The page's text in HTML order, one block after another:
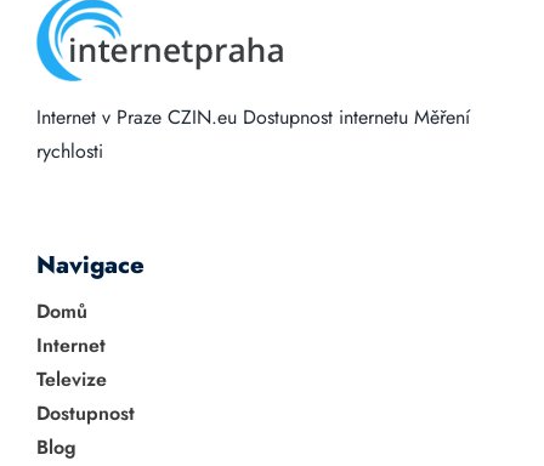
Internet v Praze CZIN.eu Dostupnost internetu Měření
rychlosti
Navigace
Domů
Internet
Televize
Dostupnost
Blog